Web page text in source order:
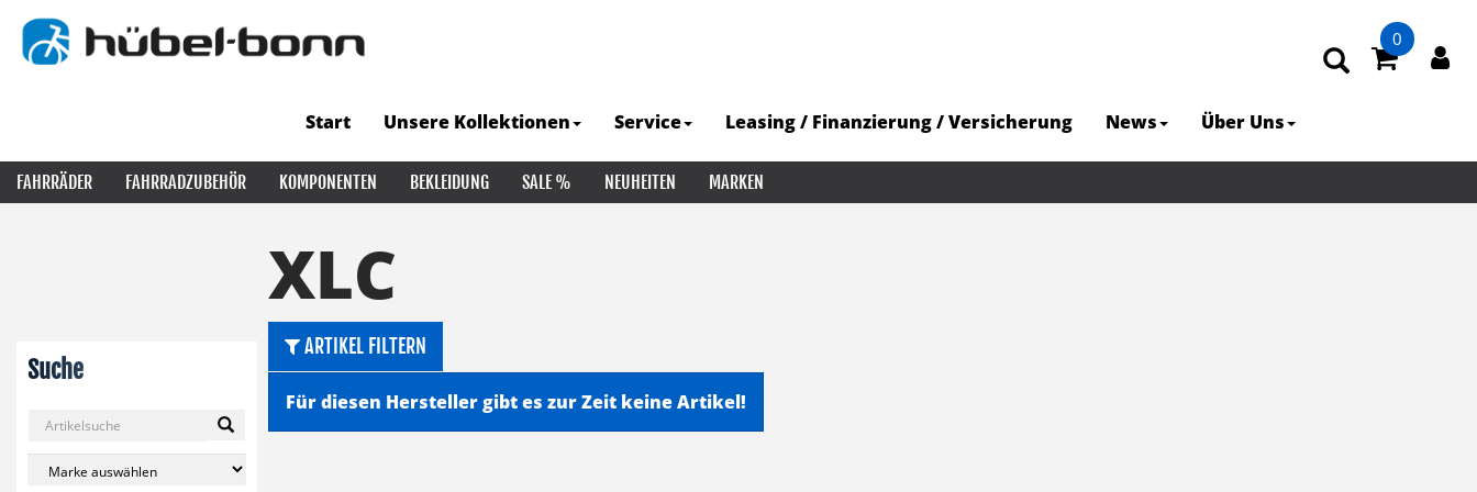
0
Start Unsere Kollektionen Service Leasing / Finanzierung / Versicherung News Über Uns
FAHRRÄDER FAHRRADZUBEHÖR KOMPONENTEN BEKLEIDUNG SALE % NEUHEITEN MARKEN
Suche
XLC
ARTIKEL FILTERN
Für diesen Hersteller gibt es zur Zeit keine Artikel!